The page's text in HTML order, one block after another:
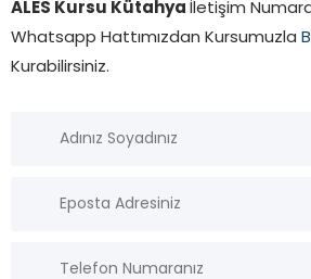
ALES Kursu Kütahya İletişim
Whatsapp Hattımızdan Kursumuzla
Kurabilirsiniz.